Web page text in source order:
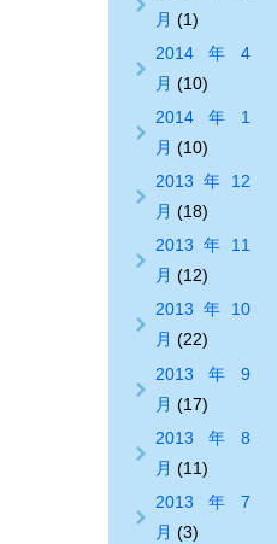
月 (1)
2014年4
月 (10)
2014年1
月 (10)
2013年12
月 (18)
2013年11
月 (12)
2013年10
月 (22)
2013年9
月 (17)
2013年8
月 (11)
2013年7
月 (3)